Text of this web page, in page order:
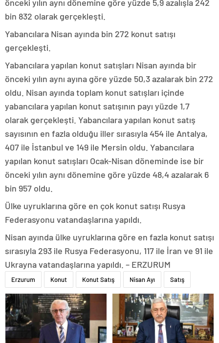
önceki yılın aynı dönemine göre yüzde 5,9 azalışla 242
bin 832 olarak gerçekleşti.
Yabancılara Nisan ayında bin 272 konut satışı
gerçekleşti.
Yabancılara yapılan konut satışları Nisan ayında bir
önceki yılın aynı ayına göre yüzde 50,3 azalarak bin 272
oldu. Nisan ayında toplam konut satışları içinde
yabancılara yapılan konut satışının payı yüzde 1,7
olarak gerçekleşti. Yabancılara yapılan konut satış
sayısının en fazla olduğu iller sırasıyla 454 ile Antalya,
407 ile İstanbul ve 149 ile Mersin oldu. Yabancılara
yapılan konut satışları Ocak-Nisan döneminde ise bir
önceki yılın aynı dönemine göre yüzde 48,4 azalarak 6
bin 957 oldu.
Ülke uyruklarına göre en çok konut satışı Rusya
Federasyonu vatandaşlarına yapıldı.
Nisan ayında ülke uyruklarına göre en fazla konut satışı
sırasıyla 293 ile Rusya Federasyonu, 117 ile İran ve 91 ile
Ukrayna vatandaşlarına yapıldı. – ERZURUM
Erzurum Konut Konut Satış Nisan Ayı Satış